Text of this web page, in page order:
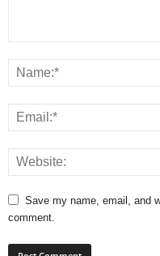
Save my name, email, and
comment.